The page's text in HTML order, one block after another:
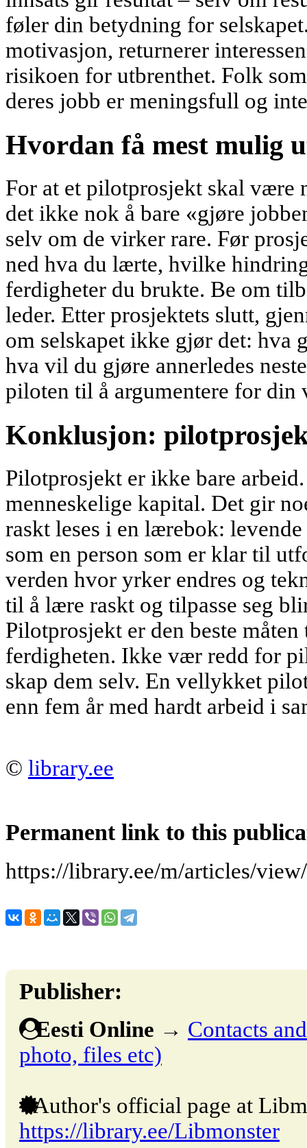
føler din betydning for
motivasjon, returnerer
risikoen for utbrenthet. Folk
deres jobb er meningsfull og
Hvordan få mest mulig
For at et pilotprosjekt skal
det ikke nok å bare «gjøre
selv om de virker rare. Før
ned hva du lærte, hvilke
ferdigheter du brukte. Be om
leder. Etter prosjektets slutt,
om selskapet ikke gjør det: hva
hva vil du gjøre annerledes
piloten til å argumentere for din
Konklusjon:
Pilotprosjekt er ikke bare
menneskelige kapital. Det gir
raskt leses i en lærebok:
som en person som er klar til
verden hvor yrker endres og
til å lære raskt og tilpasse seg
Pilotprosjekt er den beste
ferdigheten. Ikke vær redd for
skap dem selv. En vellykket
enn fem år med hardt arbeid i
© library.ee
Permanent link to this
https://library.ee/m/articles/
Publisher:
Eesti Online → Contacts
photo, files etc)
Author's official page at
https://library.ee/Libmonster